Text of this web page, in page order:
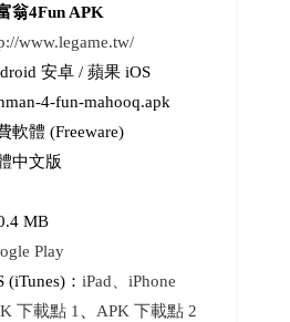
翁4Fun APK
www.legame.tw/
安卓 / 蘋果 iOS
4-fun-mahooq.apk
軟體 (Freeware)
中文版
MB
Play
(iTunes)： iPad、iPhone
下載點 1、 APK 下載點 2